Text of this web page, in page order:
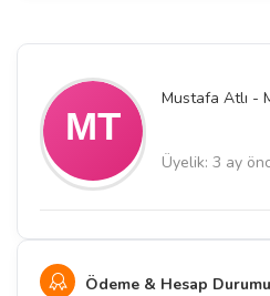
Mustafa Atlı -
Üyelik: 3 ay
Ödeme & Hesap Durumu